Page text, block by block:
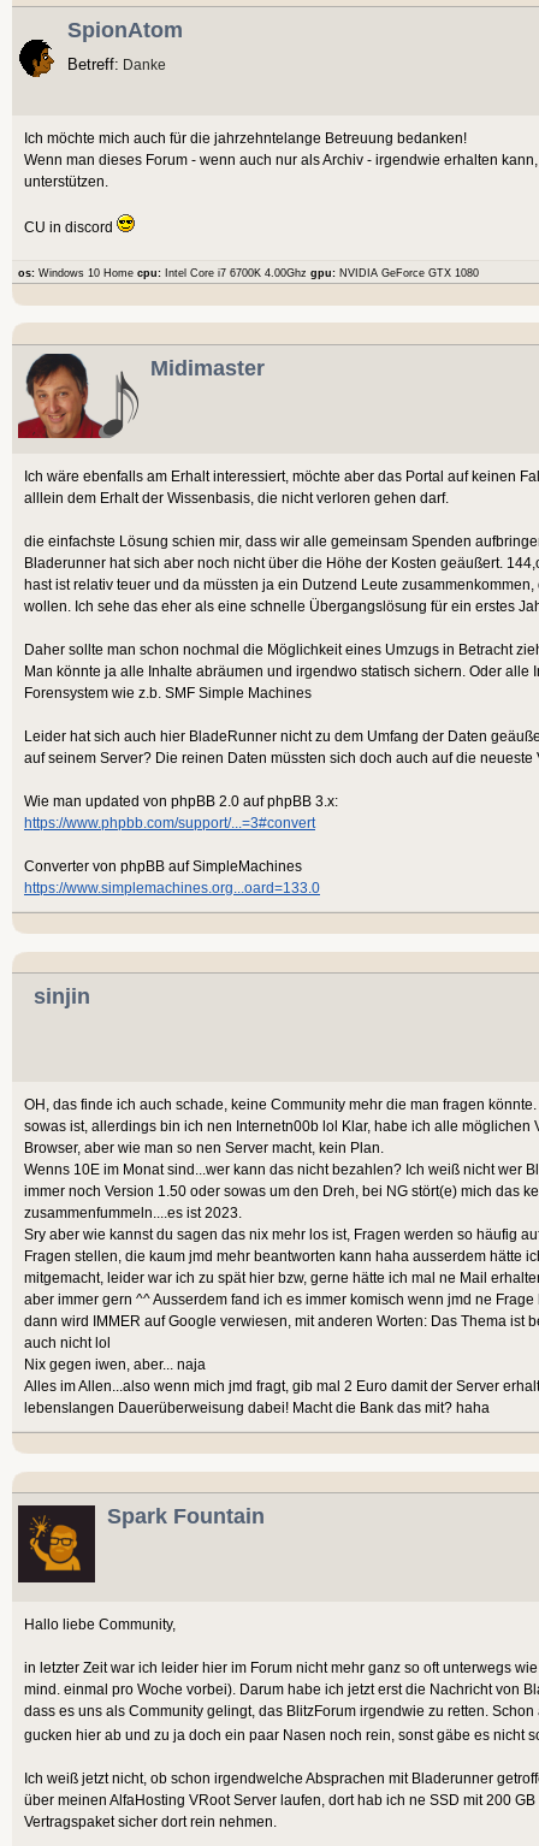
SpionAtom
Betreff: Danke
Ich möchte mich auch für die jahrzehntelange Betreuung bedanken!
Wenn man dieses Forum - wenn auch nur als Archiv - irgendwie erhalten
unterstützen.
CU in discord
os: Windows 10 Home cpu: Intel Core i7 6700K 4.00Ghz gpu: NVIDIA GeForce GTX 1080
Midimaster
Ich wäre ebenfalls am Erhalt interessiert, möchte aber das Portal auf keinen
alllein dem Erhalt der Wissenbasis, die nicht verloren gehen darf.
die einfachste Lösung schien mir, dass wir alle gemeinsam Spenden
Bladerunner hat sich aber noch nicht über die Höhe der Kosten geäußert.
hast ist relativ teuer und da müssten ja ein Dutzend Leute
wollen. Ich sehe das eher als eine schnelle Übergangslösung für ein erstes
Daher sollte man schon nochmal die Möglichkeit eines Umzugs in Betracht
Man könnte ja alle Inhalte abräumen und irgendwo statisch sichern. Oder alle
Forensystem wie z.b. SMF Simple Machines
Leider hat sich auch hier BladeRunner nicht zu dem Umfang der Daten
auf seinem Server? Die reinen Daten müssten sich doch auch auf die
Wie man updated von phpBB 2.0 auf phpBB 3.x:
https://www.phpbb.com/support/...=3#convert
Converter von phpBB auf SimpleMachines
https://www.simplemachines.org...oard=133.0
sinjin
OH, das finde ich auch schade, keine Community mehr die man fragen
sowas ist, allerdings bin ich nen Internetn00b lol Klar, habe ich alle möglichen
Browser, aber wie man so nen Server macht, kein Plan.
Wenns 10E im Monat sind...wer kann das nicht bezahlen? Ich weiß nicht wer
immer noch Version 1.50 oder sowas um den Dreh, bei NG stört(e) mich das
zusammenfummeln....es ist 2023.
Sry aber wie kannst du sagen das nix mehr los ist, Fragen werden so häufig
Fragen stellen, die kaum jmd mehr beantworten kann haha ausserdem hätte
mitgemacht, leider war ich zu spät hier bzw, gerne hätte ich mal ne Mail
aber immer gern ^^ Ausserdem fand ich es immer komisch wenn jmd ne
dann wird IMMER auf Google verwiesen, mit anderen Worten: Das Thema ist
auch nicht lol
Nix gegen iwen, aber... naja
Alles im Allen...also wenn mich jmd fragt, gib mal 2 Euro damit der Server
lebenslangen Dauerüberweisung dabei! Macht die Bank das mit? haha
Spark Fountain
Hallo liebe Community,
in letzter Zeit war ich leider hier im Forum nicht mehr ganz so oft unterwegs
mind. einmal pro Woche vorbei). Darum habe ich jetzt erst die Nachricht von
dass es uns als Community gelingt, das BlitzForum irgendwie zu retten.
gucken hier ab und zu ja doch ein paar Nasen noch rein, sonst gäbe es nicht
Ich weiß jetzt nicht, ob schon irgendwelche Absprachen mit Bladerunner
über meinen AlfaHosting VRoot Server laufen, dort hab ich ne SSD mit 200
Vertragspaket sicher dort rein nehmen.